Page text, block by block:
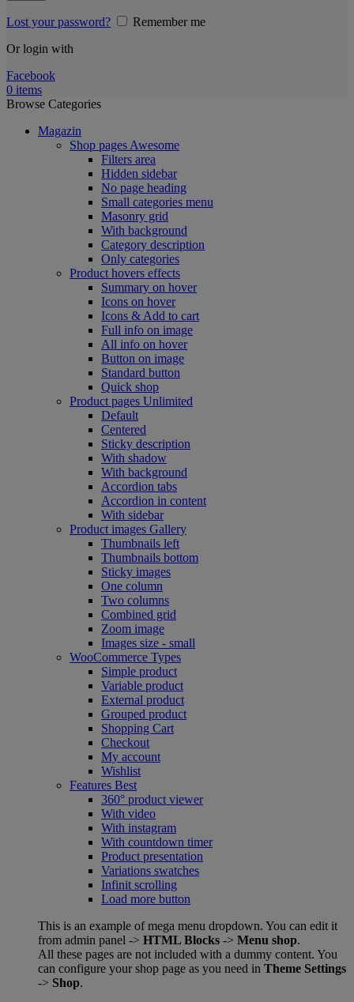
Lost your password?
Remember me
Or login with
Facebook
0 items
Browse Categories
Magazin
Shop pages Awesome
Filters area
Hidden sidebar
No page heading
Small categories menu
Masonry grid
With background
Category description
Only categories
Product hovers effects
Summary on hover
Icons on hover
Icons & Add to cart
Full info on image
All info on hover
Button on image
Standard button
Quick shop
Product pages Unlimited
Default
Centered
Sticky description
With shadow
With background
Accordion tabs
Accordion in content
With sidebar
Product images Gallery
Thumbnails left
Thumbnails bottom
Sticky images
One column
Two columns
Combined grid
Zoom image
Images size - small
WooCommerce Types
Simple product
Variable product
External product
Grouped product
Shopping Cart
Checkout
My account
Wishlist
Features Best
360° product viewer
With video
With instagram
With countdown timer
Product presentation
Variations swatches
Infinit scrolling
Load more button
This is an example of mega menu dropdown. You can edit it
from admin panel -> HTML Blocks -> Menu shop.
All these pages are not included with a dummy content. You
can configure your shop page as you need in Theme Settings
-> Shop.